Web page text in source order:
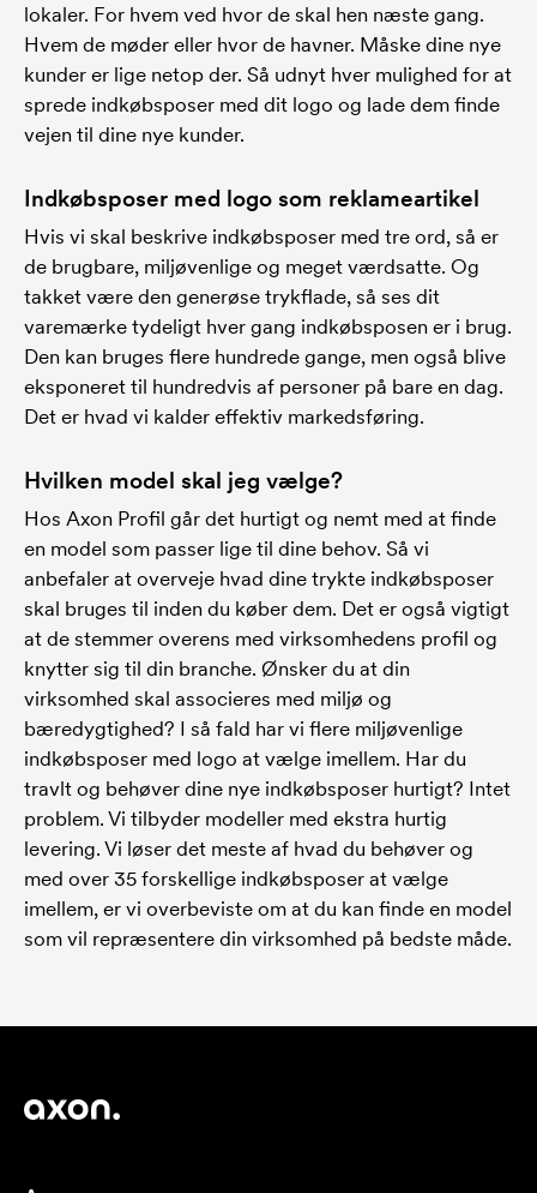
lokaler. For hvem ved hvor de skal hen næste gang.
Hvem de møder eller hvor de havner. Måske dine nye
kunder er lige netop der. Så udnyt hver mulighed for at
sprede indkøbsposer med dit logo og lade dem finde
vejen til dine nye kunder.
Indkøbsposer med logo som reklameartikel
Hvis vi skal beskrive indkøbsposer med tre ord, så er
de brugbare, miljøvenlige og meget værdsatte. Og
takket være den generøse trykflade, så ses dit
varemærke tydeligt hver gang indkøbsposen er i brug.
Den kan bruges flere hundrede gange, men også blive
eksponeret til hundredvis af personer på bare en dag.
Det er hvad vi kalder effektiv markedsføring.
Hvilken model skal jeg vælge?
Hos Axon Profil går det hurtigt og nemt med at finde
en model som passer lige til dine behov. Så vi
anbefaler at overveje hvad dine trykte indkøbsposer
skal bruges til inden du køber dem. Det er også vigtigt
at de stemmer overens med virksomhedens profil og
knytter sig til din branche. Ønsker du at din
virksomhed skal associeres med miljø og
bæredygtighed? I så fald har vi flere miljøvenlige
indkøbsposer med logo at vælge imellem. Har du
travlt og behøver dine nye indkøbsposer hurtigt? Intet
problem. Vi tilbyder modeller med ekstra hurtig
levering. Vi løser det meste af hvad du behøver og
med over 35 forskellige indkøbsposer at vælge
imellem, er vi overbeviste om at du kan finde en model
som vil repræsentere din virksomhed på bedste måde.